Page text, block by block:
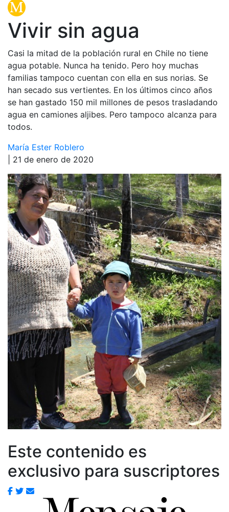
Vivir sin agua
Casi la mitad de la población rural en Chile no tiene
agua potable. Nunca ha tenido. Pero hoy muchas
familias tampoco cuentan con ella en sus norias. Se
han secado sus vertientes. En los últimos cinco años
se han gastado 150 mil millones de pesos trasladando
agua en camiones aljibes. Pero tampoco alcanza para
todos.
María Ester Roblero
| 21 de enero de 2020
Este contenido es
exclusivo para suscriptores